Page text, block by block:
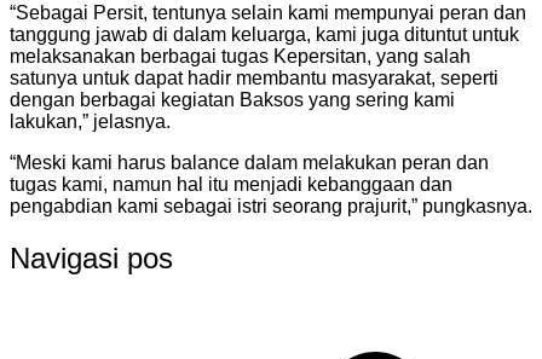
“Sebagai Persit, tentunya selain kami mempunyai peran dan
tanggung jawab di dalam keluarga, kami juga dituntut untuk
melaksanakan berbagai tugas Kepersitan, yang salah
satunya untuk dapat hadir membantu masyarakat, seperti
dengan berbagai kegiatan Baksos yang sering kami
lakukan,” jelasnya.
“Meski kami harus balance dalam melakukan peran dan
tugas kami, namun hal itu menjadi kebanggaan dan
pengabdian kami sebagai istri seorang prajurit,” pungkasnya.
Navigasi pos